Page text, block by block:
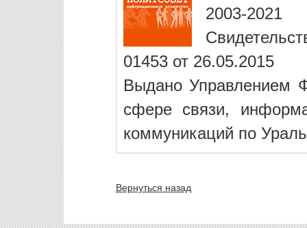
2003-2021
01453 от 26.05.2015
Выдано Управлением
сфере связи,
коммуникаций по
Вернуться назад